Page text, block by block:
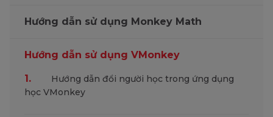
Hướng dẫn sử dụng Monkey Math
Hướng dẫn sử dụng VMonkey
1.
Hướng dẫn đổi người học trong ứng dụng
học VMonkey